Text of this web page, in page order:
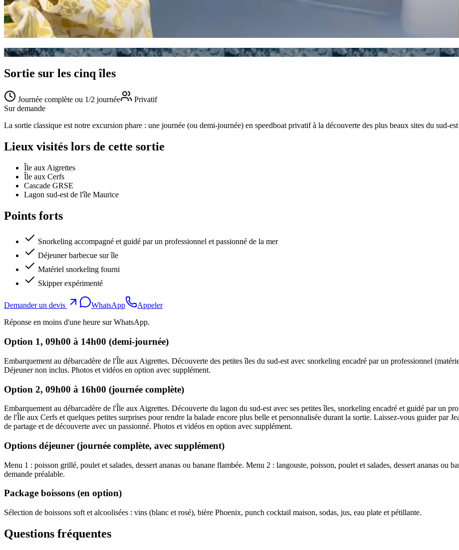
Nos sorties
Sortie sur les cinq îles
Journée complète ou 1/2 journée
Privatif
Sur demande
La sortie classique est notre excursion phare : une journée (ou demi-journée) en speedboat privatif à la découverte des plus beaux sites du sud-
Lieux visités lors de cette sortie
Île aux Aigrettes
Île aux Cerfs
Cascade GRSE
Lagon sud-est de l'île Maurice
Points forts
Snorkeling accompagné et guidé par un professionnel et passionné de la mer
Déjeuner barbecue sur île
Matériel snorkeling fourni
Skipper expérimenté
Demander un devis WhatsApp
Appeler
Réponse en moins d'une heure sur WhatsApp.
Option 1, 09h00 à 14h00 (demi-journée)
Embarquement au débarcadère de l'Île aux Aigrettes. Découverte des petites îles du sud-est avec snorkeling encadré par un professionnel
Déjeuner non inclus. Photos et vidéos en option avec supplément.
Option 2, 09h00 à 16h00 (journée complète)
Embarquement au débarcadère de l'Île aux Aigrettes. Découverte du lagon du sud-est avec ses petites îles, snorkeling encadré et guidé par un
de l'Île aux Cerfs et quelques petites surprises pour rendre la balade encore plus belle et personnalisée durant la sortie. Laissez-vous guider par
de partage et de découverte avec un passionné. Photos et vidéos en option avec supplément.
Options déjeuner (journée complète, avec supplément)
Menu 1 : poisson grillé, poulet et salades, dessert ananas ou banane flambée. Menu 2 : langouste, poisson, poulet et salades, dessert ananas ou
demande préalable.
Package boissons (en option)
Sélection de boissons soft et alcoolisées : vins (blanc et rosé), bière Phoenix, punch cocktail maison, sodas, jus, eau plate et pétillante.
Questions fréquentes